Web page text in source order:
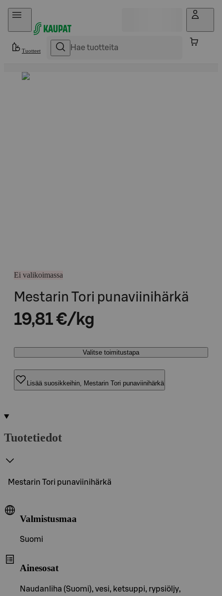
Hyppää sisältöön
Tuotteet
Ei valikoimassa
Mestarin Tori punaviinihärkä
19,81 €/kg
Valitse toimitustapa
Lisää suosikkeihin, Mestarin Tori punaviinihärkä
Tuotetiedot
Mestarin Tori punaviinihärkä
Valmistusmaa
Suomi
Ainesosat
Naudanliha (Suomi), vesi, ketsuppi, rypsiöljy,